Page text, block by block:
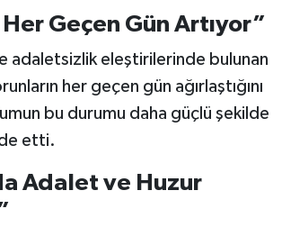
Geçen Gün Artıyor”
adaletsizlik eleştirilerinde bulunan
her geçen gün ağırlaştığını
bu durumu daha güçlü şekilde
etti.
Adalet ve Huzur